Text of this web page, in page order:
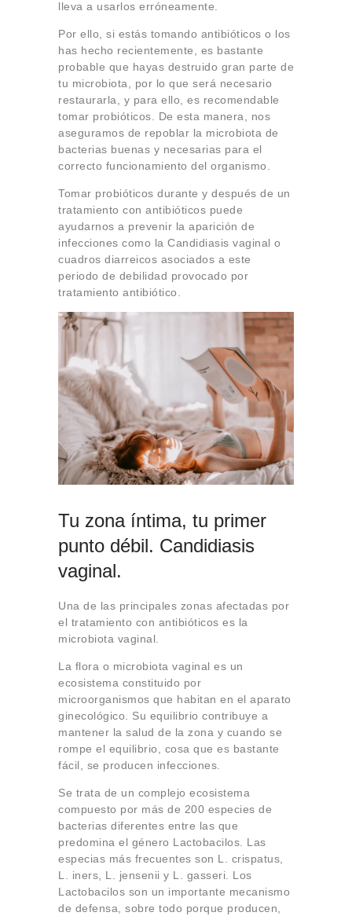
lleva a usarlos erróneamente.
Por ello, si estás tomando antibióticos o los
has hecho recientemente, es bastante
probable que hayas destruido gran parte de
tu microbiota, por lo que será necesario
restaurarla, y para ello, es recomendable
tomar probióticos. De esta manera, nos
aseguramos de repoblar la microbiota de
bacterias buenas y necesarias para el
correcto funcionamiento del organismo.
Tomar probióticos durante y después de un
tratamiento con antibióticos puede
ayudarnos a prevenir la aparición de
infecciones como la Candidiasis vaginal o
cuadros diarreicos asociados a este
periodo de debilidad provocado por
tratamiento antibiótico.
Tu zona íntima, tu primer
punto débil. Candidiasis
vaginal.
Una de las principales zonas afectadas por
el tratamiento con antibióticos es la
microbiota vaginal.
La flora o microbiota vaginal es un
ecosistema constituido por
microorganismos que habitan en el aparato
ginecológico. Su equilibrio contribuye a
mantener la salud de la zona y cuando se
rompe el equilibrio, cosa que es bastante
fácil, se producen infecciones.
Se trata de un complejo ecosistema
compuesto por más de 200 especies de
bacterias diferentes entre las que
predomina el género Lactobacilos. Las
especias más frecuentes son L. crispatus,
L. iners, L. jensenii y L. gasseri. Los
Lactobacilos son un importante mecanismo
de defensa, sobre todo porque producen,